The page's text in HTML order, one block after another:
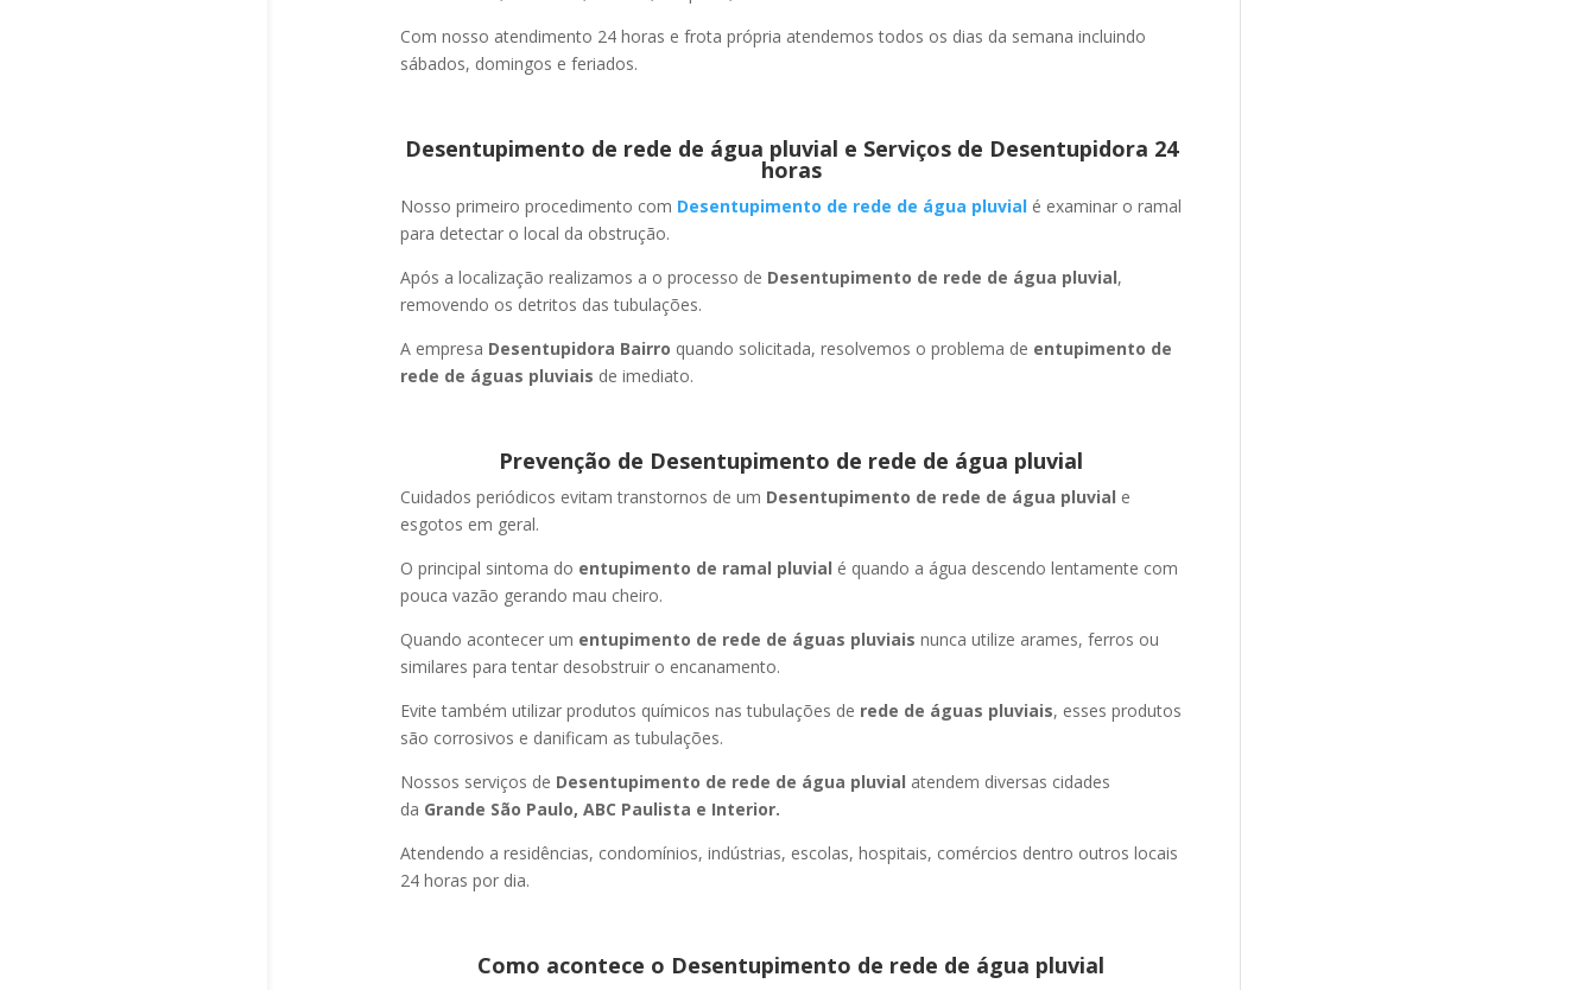
Com nosso atendimento 24 horas e frota própria atendemos todos os dias da semana incluindo
sábados, domingos e feriados.
Desentupimento de rede de água pluvial e Serviços de Desentupidora 24
horas
Nosso primeiro procedimento com Desentupimento de rede de água pluvialé examinar o ramal
para detectar o local da obstrução.
Após a localização realizamos a o processo de Desentupimento de rede de água pluvial,
removendo os detritos das tubulações.
A empresa Desentupidora Bairro quando solicitada, resolvemos o problema de entupimento de
rede de águas pluviais de imediato.
Prevenção de Desentupimento de rede de água pluvial
Cuidados periódicos evitam transtornos de um Desentupimento de rede de água pluvial e
esgotos em geral.
O principal sintoma do entupimento de ramal pluvial é quando a água descendo lentamente com
pouca vazão gerando mau cheiro.
Quando acontecer um entupimento de rede de águas pluviais nunca utilize arames, ferros ou
similares para tentar desobstruir o encanamento.
Evite também utilizar produtos químicos nas tubulações de rede de águas pluviais, esses produtos
são corrosivos e danificam as tubulações.
Nossos serviços de Desentupimento de rede de água pluvial atendem diversas cidades
da Grande São Paulo, ABC Paulista e Interior.
Atendendo a residências, condomínios, indústrias, escolas, hospitais, comércios dentro outros locais
24 horas por dia.
Como acontece o Desentupimento de rede de água pluvial